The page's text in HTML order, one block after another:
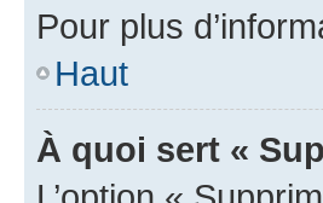
Pour plus
Haut
À quoi sert «